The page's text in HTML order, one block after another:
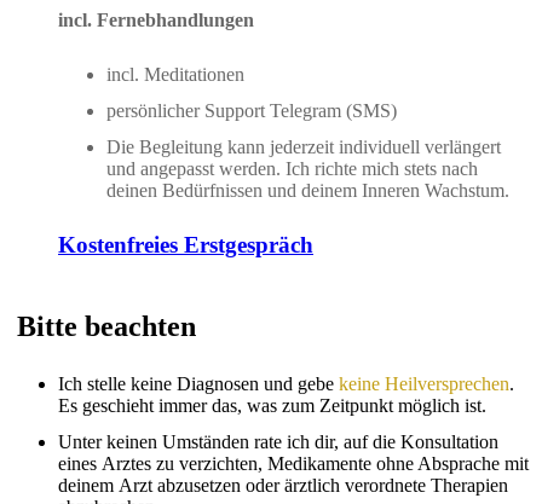
incl. Fernebhandlungen
incl. Meditationen
persönlicher Support Telegram (SMS)
Die Begleitung kann jederzeit individuell verlängert
und angepasst werden. Ich richte mich stets nach
deinen Bedürfnissen und deinem Inneren Wachstum.
Kostenfreies Erstgespräch
Bitte beachten
Ich stelle keine Diagnosen und gebe keine Heilversprechen.
Es geschieht immer das, was zum Zeitpunkt möglich ist.
Unter keinen Umständen rate ich dir, auf die Konsultation
eines Arztes zu verzichten, Medikamente ohne Absprache mit
deinem Arzt abzusetzen oder ärztlich verordnete Therapien